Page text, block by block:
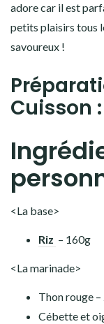
adore car il est
petits plaisirs tous
savoureux !
Cuisson
<La base>
Riz – 160g
<La marinade>
Thon rouge
Cébette et